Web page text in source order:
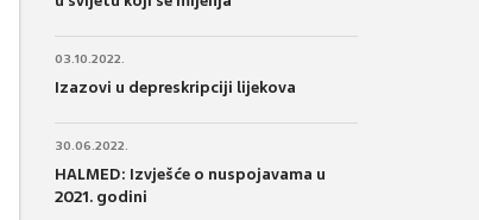
03.10.2022.
Izazovi u depreskripciji lijekova
30.06.2022.
HALMED: Izvješće o nuspojavama u
2021. godini